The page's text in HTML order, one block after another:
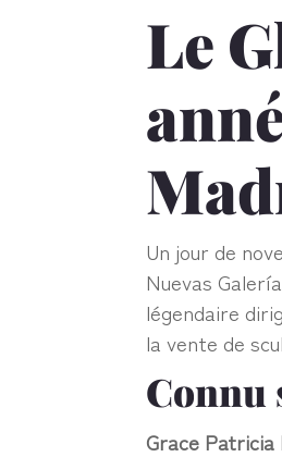
Le
Un jour de
Nuevas
légendaire
la vente de
Connu
Grace Patricia